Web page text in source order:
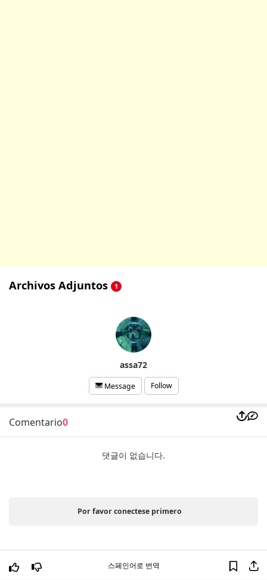
Archivos Adjuntos 1
assa72
Message Follow
Comentario0
댓글이 없습니다.
Por favor conectese primero
스페인어로 번역